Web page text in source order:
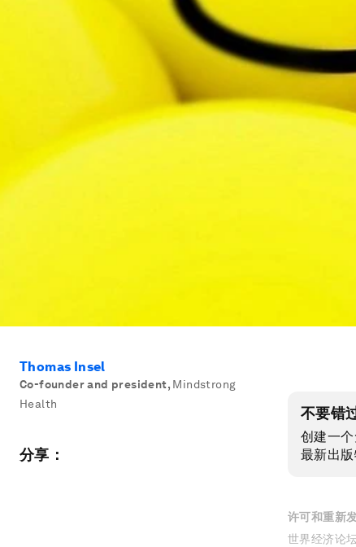
Thomas Insel
Co-founder and president, Mindstrong
Health
分享：
不要错
创建一
最新出版
许可和重新
世界经济论